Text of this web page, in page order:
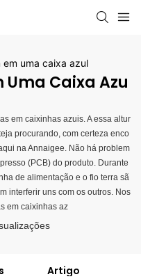
em uma caixa azul
Caixa Azu
em caixinhas azuis. A essa altur
procurando, com certeza enco
na Annaigee. Não há problem
(PCB) do produto. Durante
de alimentação e o fio terra sã
interferir uns com os outros. Nos
em caixinhas az
Artigo